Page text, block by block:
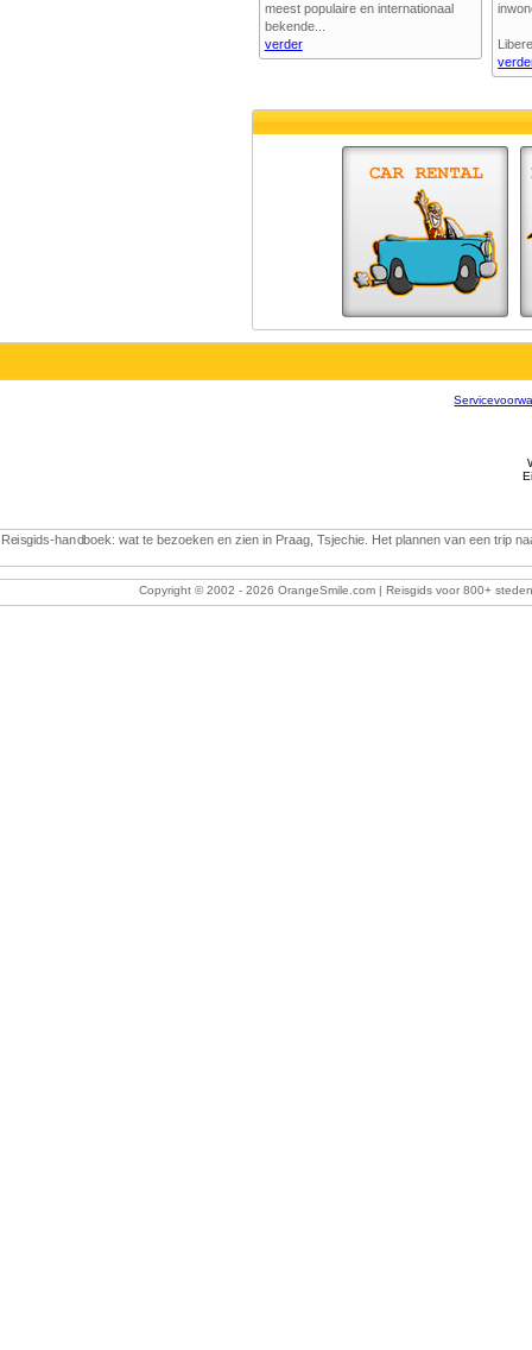
meest populaire en internationaal
bekende...
verder
Reisgids-handboek: wat te bezoeken en zien in Praag, Tsjechie. Het plannen van een trip
Copyright © 2002 - 2026 OrangeSmile.com | Reisgids voor 800+